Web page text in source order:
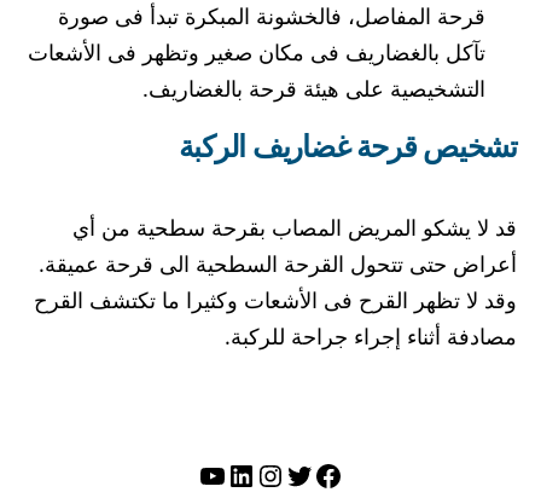
قرحة المفاصل، فالخشونة المبكرة تبدأ فى صورة
تآكل بالغضاريف فى مكان صغير وتظهر فى الأشعات
التشخيصية على هيئة قرحة بالغضاريف.
تشخيص قرحة غضاريف الركبة
قد لا يشكو المريض المصاب بقرحة سطحية من أي
أعراض حتى تتحول القرحة السطحية الى قرحة عميقة.
وقد لا تظهر القرح فى الأشعات وكثيرا ما تكتشف القرح
مصادفة أثناء إجراء جراحة للركبة.
فيسبوك
تويترإنستجرام
لينكد إنيوتيوب